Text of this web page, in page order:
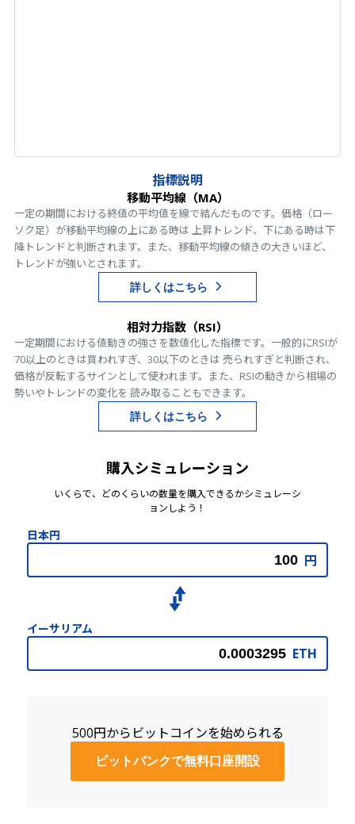
指標説明
移動平均線（MA）
一定の期間における終値の平均値を線で結んだものです。価格（ロー
ソク足）が移動平均線の上にある時は 上昇トレンド、下にある時は下
降トレンドと判断されます。また、移動平均線の傾きの大きいほど、
トレンドが強いとされます。
詳しくはこちら
相対力指数（RSI）
一定期間における値動きの強さを数値化した指標です。一般的にRSIが
70以上のときは買われすぎ、30以下のときは 売られすぎと判断され、
価格が反転するサインとして使われます。また、RSIの動きから相場の
勢いやトレンドの変化を 読み取ることもできます。
詳しくはこちら
購入シミュレーション
いくらで、どのくらいの数量を購入できるかシミュレーシ
ョンしよう！
日本円
円
イーサリアム
ETH
500円からビットコインを始められる
ビットバンクで無料口座開設